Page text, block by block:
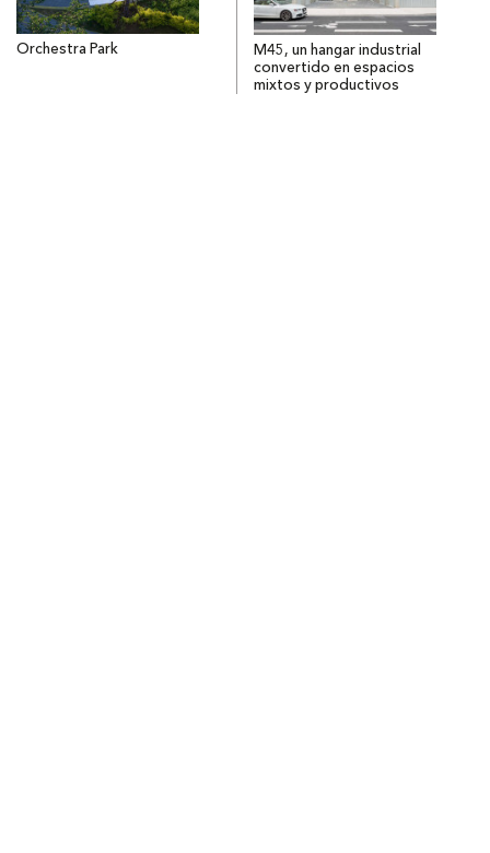
Orchestra Park
M45, un hangar industrial
convertido en espacios
mixtos y productivos